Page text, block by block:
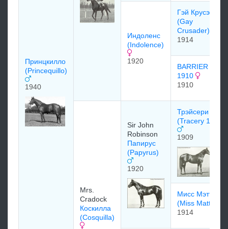
Принцкилло
(Princequillo)
1940
Индоленс
(Indolence)
1920
Гэй Крусэдер
(Gay
Crusader)
1914
BARRIER
1910
1910
Mrs.
Cradock
Коскилла
(Cosquilla)
Sir John
Robinson
Папирус
(Papyrus)
1920
Трэйсери
(Tracery 1909)
1909
Мисс Мэтти
(Miss Matty)
1914